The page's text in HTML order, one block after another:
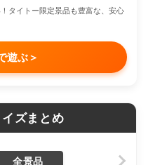
タイトー限定景品も豊富な、安心
遊ぶ＞
ズまとめ
全景品